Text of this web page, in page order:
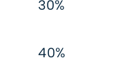
30%
40%